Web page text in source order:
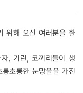
위해 오신 여러분을 환
, 기린, 코끼리들이 생
초롱한 눈망울을 가진